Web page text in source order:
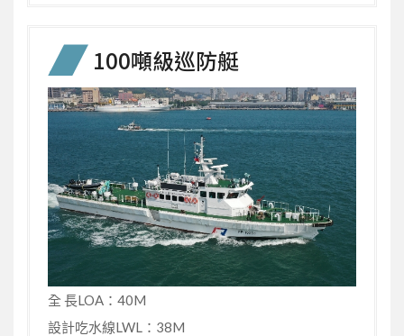
100噸級巡防艇
全 長LOA：40M
設計吃水線LWL：38M